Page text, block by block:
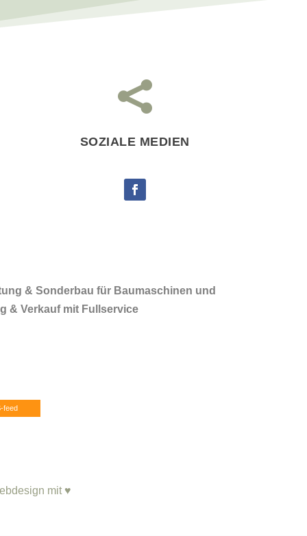

SOZIALE MEDIEN
& Sonderbau für Baumaschinen und
& Verkauf mit Fullservice
feed
mit ♥